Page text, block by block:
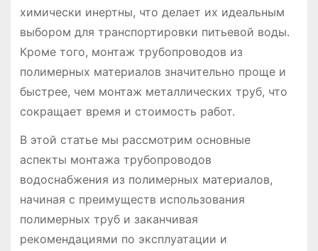
химически инертны, что делает их идеальным
выбором для транспортировки питьевой воды.
Кроме того, монтаж трубопроводов из
полимерных материалов значительно проще и
быстрее, чем монтаж металлических труб, что
сокращает время и стоимость работ.
В этой статье мы рассмотрим основные
аспекты монтажа трубопроводов
водоснабжения из полимерных материалов,
начиная с преимуществ использования
полимерных труб и заканчивая
рекомендациями по эксплуатации и